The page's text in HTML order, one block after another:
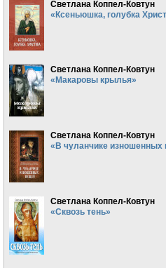
Светлана Коппел-Ковтун
«Ксеньюшка, голубка
Светлана Коппел-Ковтун
«Макаровы крылья»
Светлана Коппел-Ковтун
«В чуланчике изношенных
Светлана Коппел-Ковтун
«Сквозь тень»